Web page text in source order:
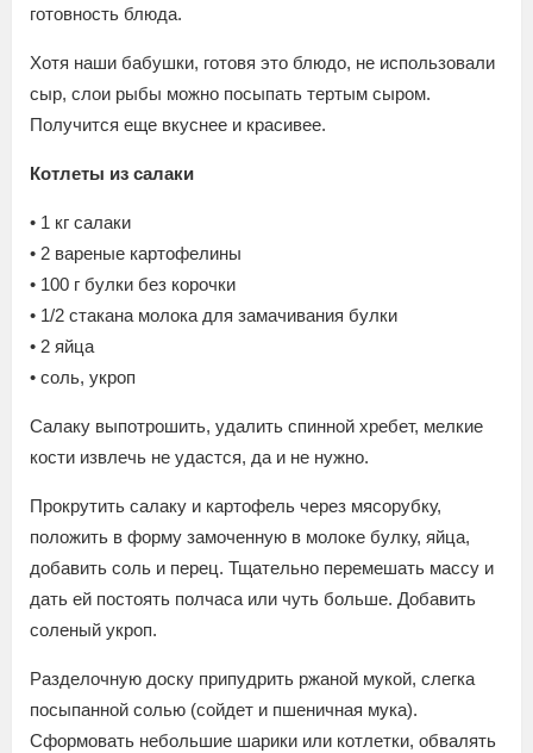
готовность блюда.
Хотя наши бабушки, готовя это блюдо, не использовали
сыр, слои рыбы можно посыпать тертым сыром.
Получится еще вкуснее и красивее.
Котлеты из салаки
• 1 кг салаки
• 2 вареные картофелины
• 100 г булки без корочки
• 1/2 стакана молока для замачивания булки
• 2 яйца
• соль, укроп
Салаку выпотрошить, удалить спинной хребет, мелкие
кости извлечь не удастся, да и не нужно.
Прокрутить салаку и картофель через мясорубку,
положить в форму замоченную в молоке булку, яйца,
добавить соль и перец. Тщательно перемешать массу и
дать ей постоять полчаса или чуть больше. Добавить
соленый укроп.
Разделочную доску припудрить ржаной мукой, слегка
посыпанной солью (сойдет и пшеничная мука).
Сформовать небольшие шарики или котлетки, обвалять